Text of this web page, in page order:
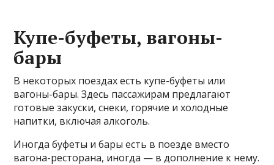
Купе-буфеты, вагоны-
бары
В некоторых поездах есть купе-буфеты или
вагоны-бары. Здесь пассажирам предлагают
готовые закуски, снеки, горячие и холодные
напитки, включая алкоголь.
Иногда буфеты и бары есть в поезде вместо
вагона-ресторана, иногда — в дополнение к нему.